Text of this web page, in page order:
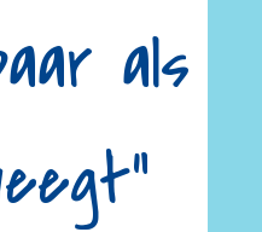
als